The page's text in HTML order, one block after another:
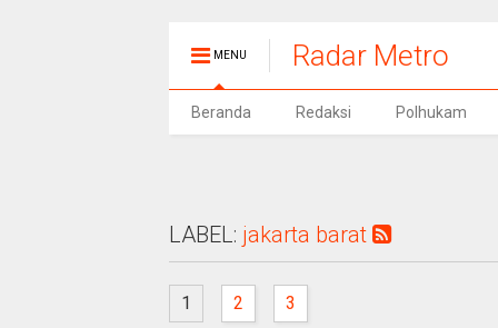
MENU Radar Metro
Beranda Redaksi Polhukam
LABEL: jakarta barat
1 2 3